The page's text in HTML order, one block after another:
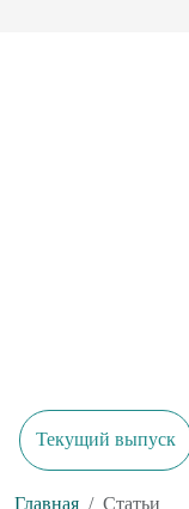
Текущий выпуск
Главная Статьи